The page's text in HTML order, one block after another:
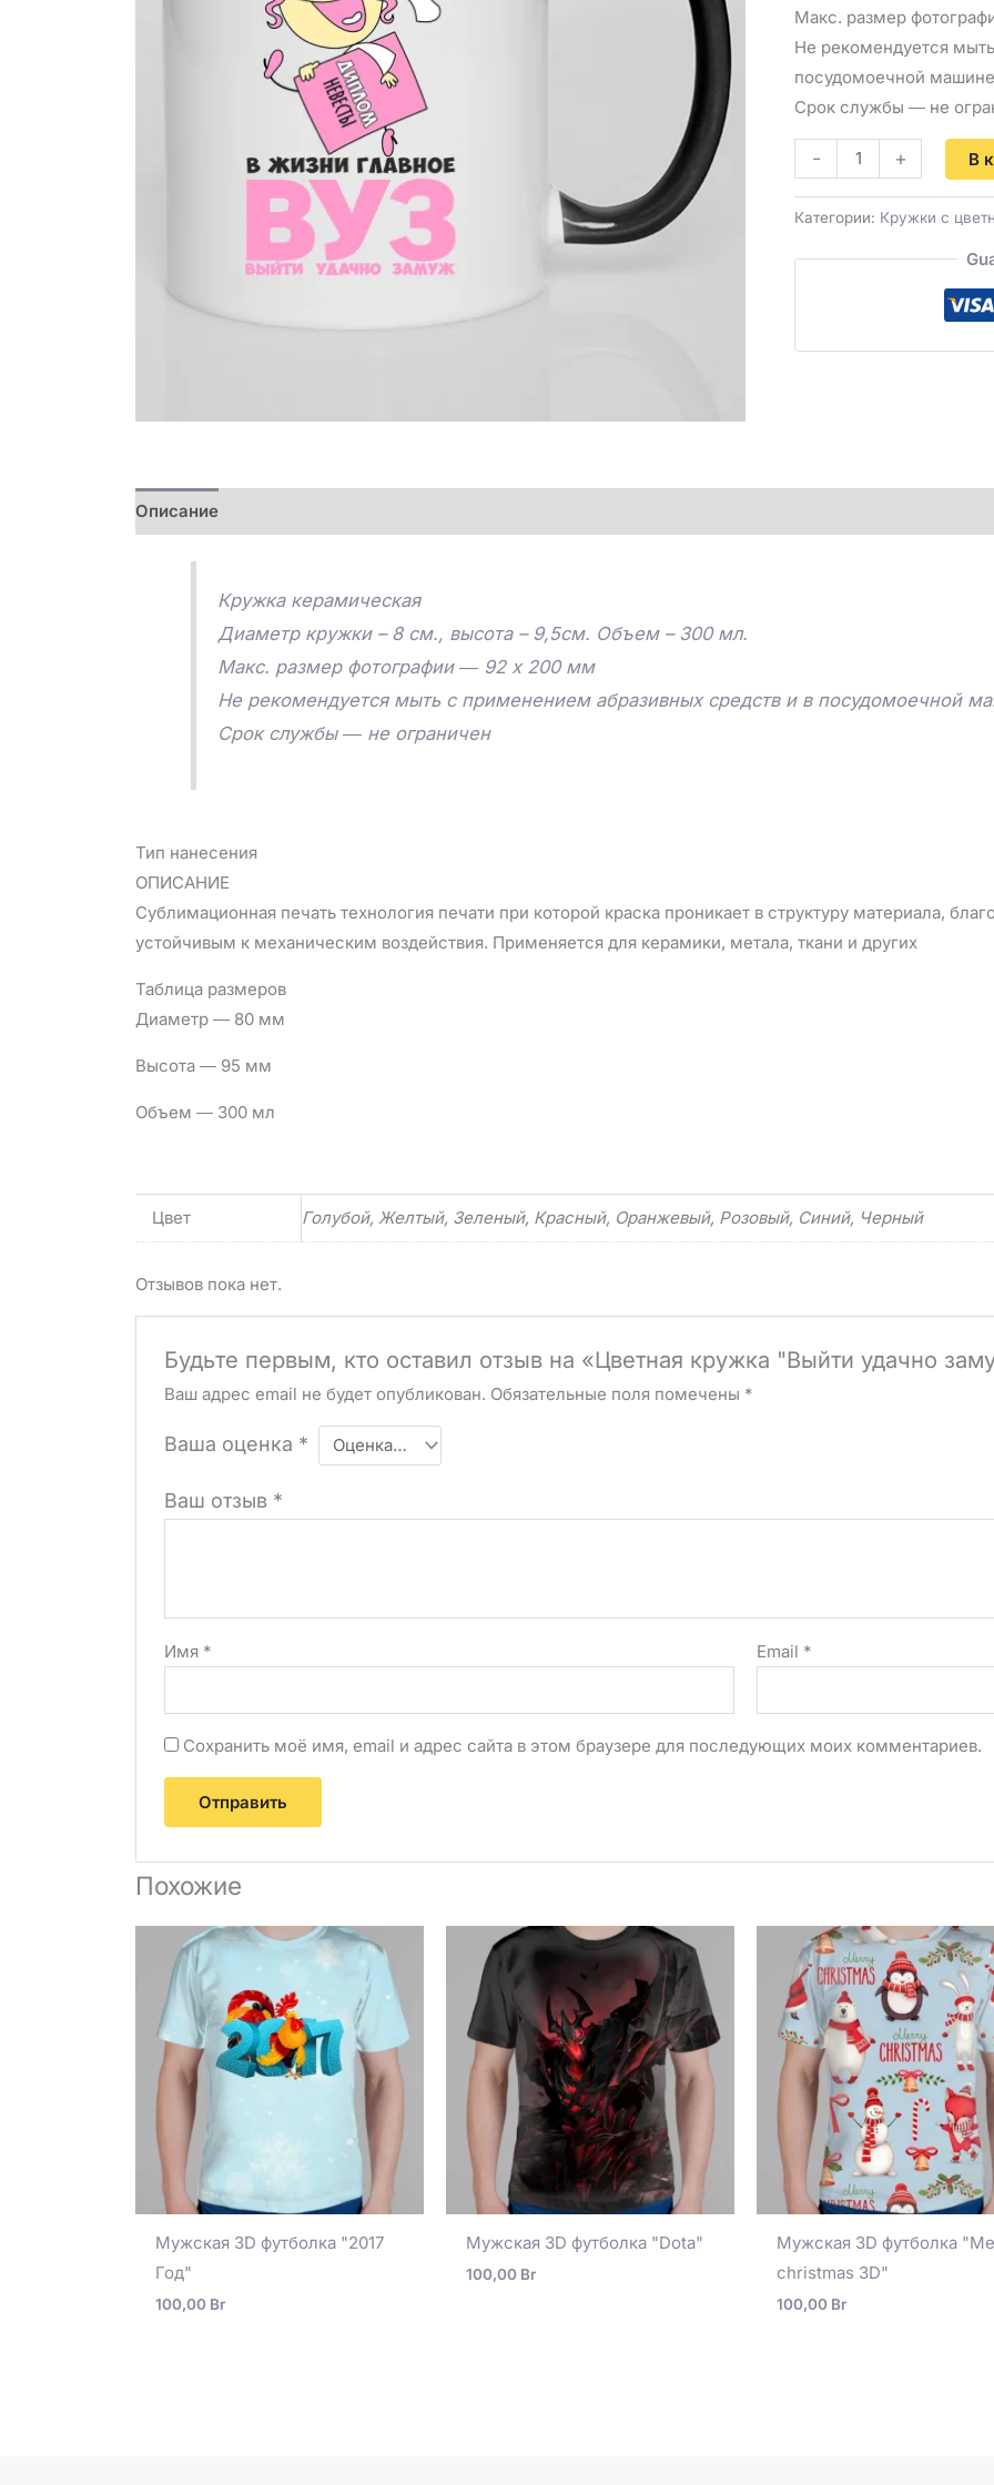
Макс. размер
Не рекомендуется
посудомоечной машине
Срок службы ― не
- + В
Категории: Кружки с
Описание
Кружка керамическая
Диаметр кружки – 8 см., высота – 9,5см. Объем – 300 мл.
Макс. размер фотографии ― 92 х 200 мм
Не рекомендуется мыть с применением абразивных средств и в посудомоечной
Срок службы ― не ограничен
Тип нанесения
ОПИСАНИЕ
Сублимационная печать технология печати при которой краска проникает в структуру материала,
устойчивым к механическим воздействия. Применяется для керамики, метала, ткани и других
Таблица размеров
Диаметр ― 80 мм
Высота ― 95 мм
Объем ― 300 мл
Цвет Голубой, Желтый, Зеленый, Красный, Оранжевый, Розовый, Синий, Черный
Отзывов пока нет.
Будьте первым, кто оставил отзыв на «Цветная кружка "Выйти удачно
Ваш адрес email не будет опубликован. Обязательные поля помечены *
Ваша оценка *
Ваш отзыв *
Имя * Email *
Сохранить моё имя, email и адрес сайта в этом браузере для последующих моих комментариев.
Похожие
Мужская 3D футболка "2017
Год"
100,00 Br
Мужская 3D футболка "Dota"
100,00 Br
Мужская 3D футболка
christmas 3D"
100,00 Br